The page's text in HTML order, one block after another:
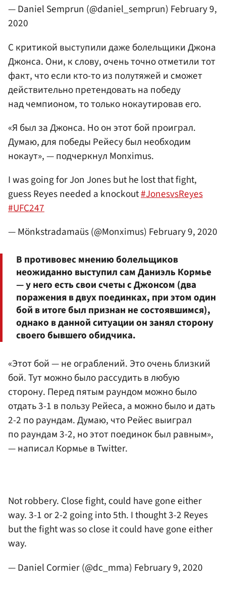
— Daniel Semprun (@daniel_semprun) February 9,
2020
С критикой выступили даже болельщики Джона
Джонса. Они, к слову, очень точно отметили тот
факт, что если кто-то из полутяжей и сможет
действительно претендовать на победу
над чемпионом, то только нокаутировав его.
«Я был за Джонса. Но он этот бой проиграл.
Думаю, для победы Рейесу был необходим
нокаут», — подчеркнул Monximus.
I was going for Jon Jones but he lost that fight,
guess Reyes needed a knockout#JonesvsReyes
#UFC247
— Mönkstradamaüs (@Monximus) February 9, 2020
В противовес мнению болельщиков
неожиданно выступил сам Даниэль Кормье
— у него есть свои счеты с Джонсом (два
поражения в двух поединках, при этом один
бой в итоге был признан не состоявшимся),
однако в данной ситуации он занял сторону
своего бывшего обидчика.
«Этот бой — не ограблений. Это очень близкий
бой. Тут можно было рассудить в любую
сторону. Перед пятым раундом можно было
отдать 3-1 в пользу Рейеса, а можно было и дать
2-2 по раундам. Думаю, что Рейес выиграл
по раундам 3-2, но этот поединок был равным»,
— написал Кормье в Twitter.
Not robbery. Close fight, could have gone either
way. 3-1 or 2-2 going into 5th. I thought 3-2 Reyes
but the fight was so close it could have gone either
way.
— Daniel Cormier (@dc_mma) February 9, 2020